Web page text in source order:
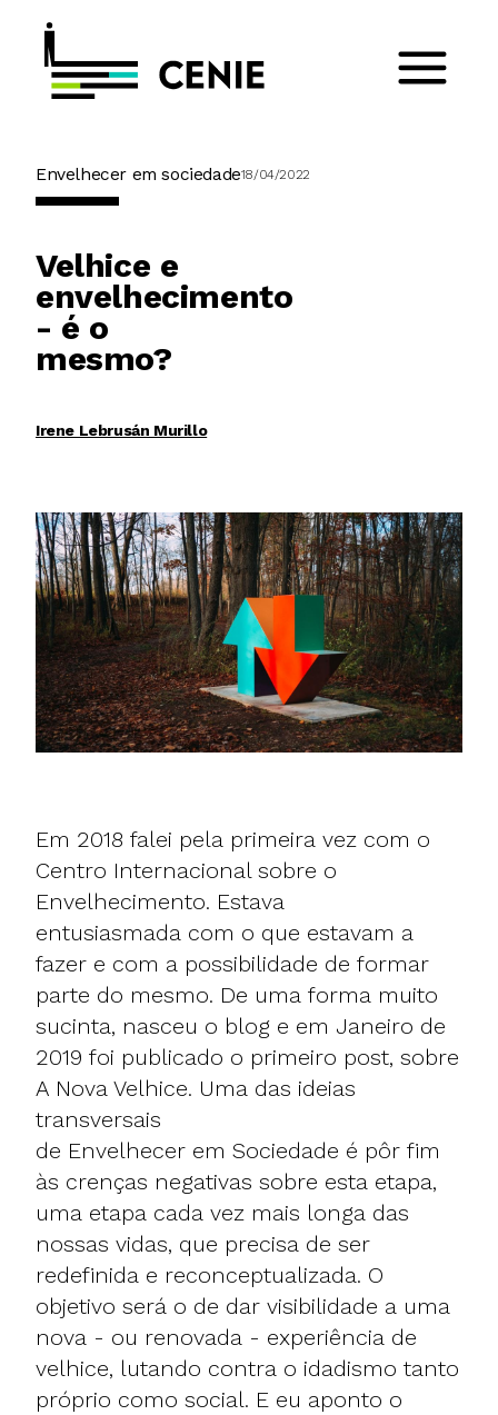
Envelhecer em sociedade18/04/2022
Velhice e
envelhecimento
- é o
mesmo?
Irene Lebrusán Murillo
Em 2018 falei pela primeira vez com o
Centro Internacional sobre o
Envelhecimento. Estava
entusiasmada com o que estavam a
fazer e com a possibilidade de formar
parte do mesmo. De uma forma muito
sucinta, nasceu o blog e em Janeiro de
2019 foi publicado o primeiro post, sobre
A Nova Velhice. Uma das ideias
transversais
de Envelhecer em Sociedade é pôr fim
às crenças negativas sobre esta etapa,
uma etapa cada vez mais longa das
nossas vidas, que precisa de ser
redefinida e reconceptualizada. O
objetivo será o de dar visibilidade a uma
nova - ou renovada - experiência de
velhice, lutando contra o idadismo tanto
próprio como social. E eu aponto o